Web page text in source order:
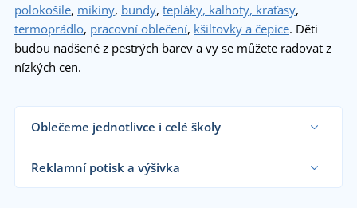
polokošile, mikiny, bundy, tepláky, kalhoty, kraťasy,
termoprádlo, pracovní oblečení, kšiltovky a čepice. Děti
budou nadšené z pestrých barev a vy se můžete radovat z
nízkých cen.
Oblečeme jednotlivce i celé školy
Dodáváme oblečení reklamním agenturám,
školkám, školám, táborům, dětským kroužkům i
koncovým zákazníkům již od 1 kusu.
Chci vědět více
Reklamní potisk a výšivka